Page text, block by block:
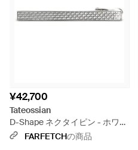
¥42,700
Tateossian
D-Shape ネクタイピン - ホワイ
ト
FARFETCHの商品